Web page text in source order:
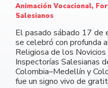
Animación Vocacional,
Salesianos
El pasado sábado 17 de
se celebró con profunda
Religiosa de los
Inspectorías Salesianas
Colombia–Medellín y
fue un signo vivo de